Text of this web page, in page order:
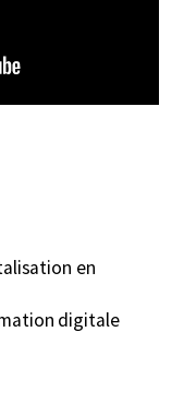
en
digitale